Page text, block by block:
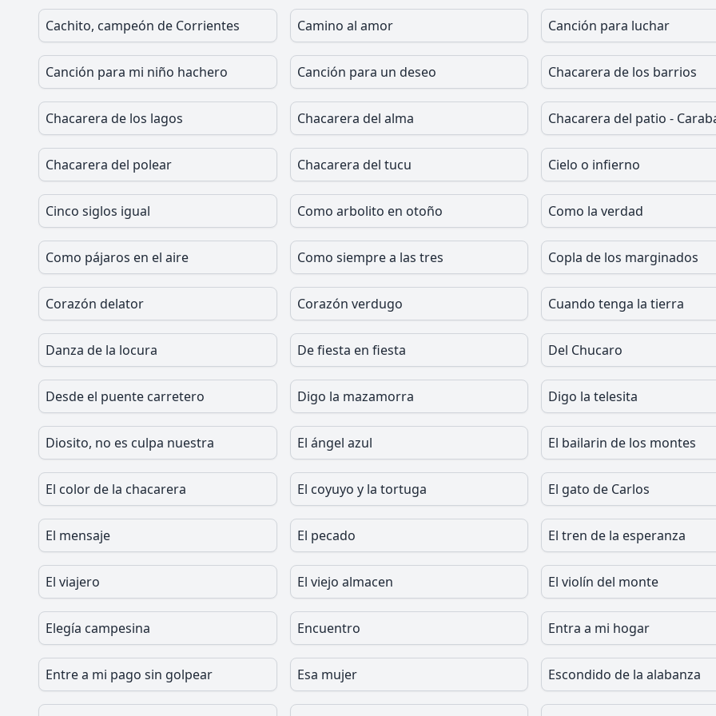
Cachito, campeón de Corrientes Camino al amor Canción para luchar
Canción para mi niño hachero Canción para un deseo Chacarera de los barrios
Chacarera de los lagos Chacarera del alma Chacarera del patio -
Chacarera del polear Chacarera del tucu Cielo o infierno
Cinco siglos igual Como arbolito en otoño Como la verdad
Como pájaros en el aire Como siempre a las tres Copla de los marginados
Corazón delator Corazón verdugo Cuando tenga la tierra
Danza de la locura De fiesta en fiesta Del Chucaro
Desde el puente carretero Digo la mazamorra Digo la telesita
Diosito, no es culpa nuestra El ángel azul El bailarin de los montes
El color de la chacarera El coyuyo y la tortuga El gato de Carlos
El mensaje El pecado El tren de la esperanza
El viajero El viejo almacen El violín del monte
Elegía campesina Encuentro Entra a mi hogar
Entre a mi pago sin golpear Esa mujer Escondido de la alabanza